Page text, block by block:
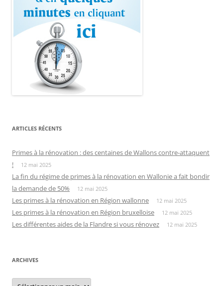
ARTICLES RÉCENTS
Primes à la rénovation : des centaines de Wallons contre-attaquent
!
12 mai 2025
La fin du régime de primes à la rénovation en Wallonie a fait bondir
la demande de 50%
12 mai 2025
Les primes à la rénovation en Région wallonne 12 mai 2025
Les primes à la rénovation en Région bruxelloise 12 mai 2025
Les différentes aides de la Flandre si vous rénovez 12 mai 2025
ARCHIVES
Archives